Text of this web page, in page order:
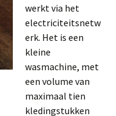
werkt via het
electriciteitsnetw
erk. Het is een
kleine
wasmachine, met
een volume van
maximaal tien
kledingstukken